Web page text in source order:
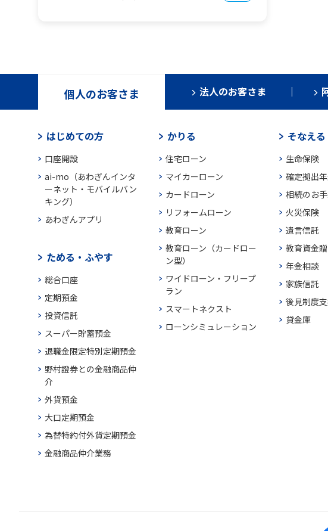
個人のお客さま 法人のお客さま
はじめての方
口座開設
ai-mo（あわぎんインタ
ーネット・モバイルバン
キング）
あわぎんアプリ
ためる・ふやす
総合口座
定期預金
投資信託
スーパー貯蓄預金
退職金限定特別定期預金
野村證券との金融商品仲
介
外貨預金
大口定期預金
為替特約付外貨定期預金
金融商品仲介業務
かりる
住宅ローン
マイカーローン
カードローン
リフォームローン
教育ローン
教育ローン（カードロー
ン型）
ワイドローン・フリープ
ラン
スマートネクスト
ローンシミュレーション
そなえ
生命保険
確定拠出
相続のお
火災保険
遺言信託
教育資金
年金相談
家族信託
後見制度
貸金庫